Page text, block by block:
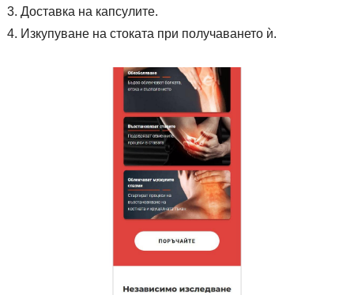
Доставка на капсулите.
Изкупуване на стоката при получаването ѝ.